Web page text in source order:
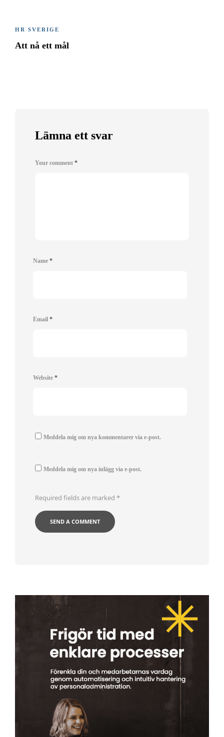
HR SVERIGE
Att nå ett mål
Lämna ett svar
Your comment *
Name *
Email *
Website *
Meddela mig om nya kommentarer via e-post.
Meddela mig om nya inlägg via e-post.
Required fields are marked *